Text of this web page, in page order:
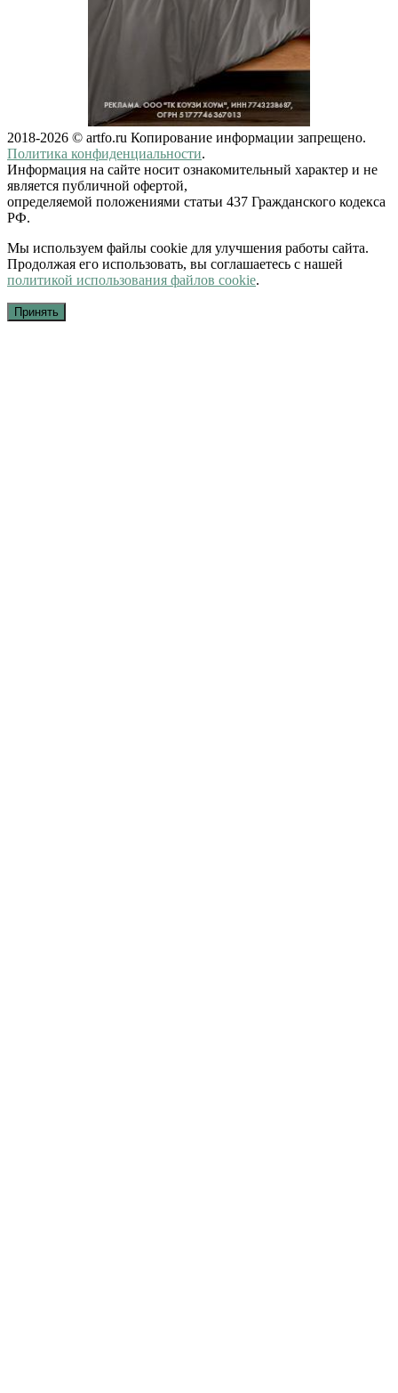
2018-2026 © artfo.ru Копирование информации запрещено.
Политика конфиденциальности.
Информация на сайте носит ознакомительный характер и не
является публичной офертой,
определяемой положениями статьи 437 Гражданского кодекса
РФ.
Мы используем файлы cookie для улучшения работы сайта.
Продолжая его использовать, вы соглашаетесь с нашей
политикой использования файлов cookie.
Принять